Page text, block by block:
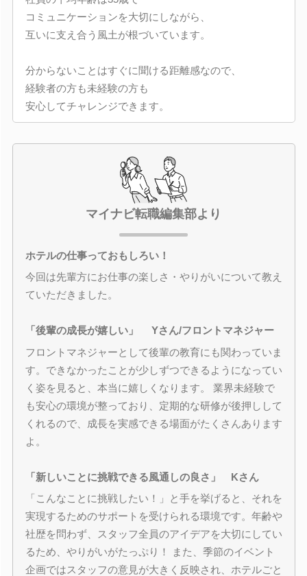
コミュニケーションを大切にしながら、
互いに支え合う風土が根づいています。
分からないことはすぐに聞ける距離感なので、
経験者の方も未経験の方も
安心してチャレンジできます。
マイナビ転職編集部より
ホテルの仕事っておもしろい！
今回は先輩方にお仕事の楽しさ・やりがいについて教え
ていただきました。
「後輩の成長が嬉しい」 Yさん/フロントマネジャー
フロントマネジャーとして後輩の教育にも関わっていま
す。できなかったことが少しずつできるようになってい
く姿を見ると、本当に嬉しくなります。 業界未経験で
も安心の環境が整っており、定期的な研修が後押しして
くれるので、成長を実感できる場面がたくさんあります
よ。
「新しいことに挑戦できる風通しの良さ」 Kさん
「こんなことに挑戦したい！」と手を挙げると、それを
実現するためのサポートを受けられる環境です。年齢や
社歴を問わず、スタッフ全員のアイデアを大切にしてい
るため、やりがいがたっぷり！ また、季節のイベント
企画ではスタッフの意見が大きく反映され、ホテルごと